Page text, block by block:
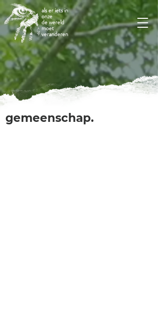
als er iets in
onze
de wereld
moet
veranderen
gemeenschap.